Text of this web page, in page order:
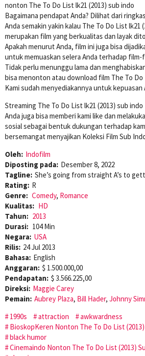
nonton The To Do List lk21 (2013) sub indo
Bagaimana pendapat Anda? Dilihat dari
Anda semakin yakin kalau The To Do List lk21
merupakan film yang berkualitas dan layak
Apakah menurut Anda, film ini juga bisa
untuk memuaskan selera Anda terhadap film-
Tidak perlu menunggu lama dan
bisa menonton atau download film The To Do
Kami sudah menyediakannya untuk kepuasan
Streaming The To Do List lk21 (2013) sub indo
Anda juga bisa memberi kami like dan
sosial sebagai bentuk dukungan terhadap
bersemangat menyajikan Koleksi Film Sub
Oleh: Indofilm
Diposting pada: Desember 8, 2022
Tagline: She’s going from straight A’s to
Rating: R
Genre: Comedy, Romance
Kualitas: HD
Tahun: 2013
Durasi: 104 Min
Negara: USA
Rilis: 24 Jul 2013
Bahasa: English
Anggaran: $ 1.500.000,00
Pendapatan: $ 3.566.225,00
Direksi: Maggie Carey
Pemain: Aubrey Plaza, Bill Hader, Johnny
1990s
attraction
awkwardness
BioskopKeren Nonton The To Do List
black humor
Cinemaindo Nonton The To Do List (2013)